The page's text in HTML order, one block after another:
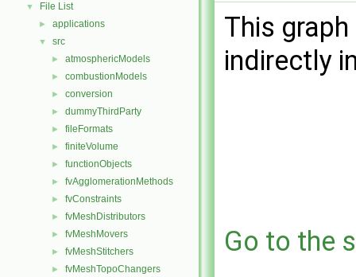
▼ File List
► applications
▼ src
► atmosphericModels
► combustionModels
► conversion
► dummyThirdParty
► fileFormats
► finiteVolume
► functionObjects
► fvAgglomerationMethods
► fvConstraints
► fvMeshDistributors
► fvMeshMovers
► fvMeshStitchers
► fvMeshTopoChangers
This
indirectly
Go to the